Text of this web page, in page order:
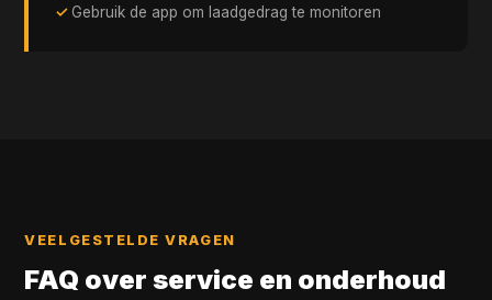
Gebruik de app om laadgedrag te monitoren
VEELGESTELDE VRAGEN
FAQ over service en onderhoud